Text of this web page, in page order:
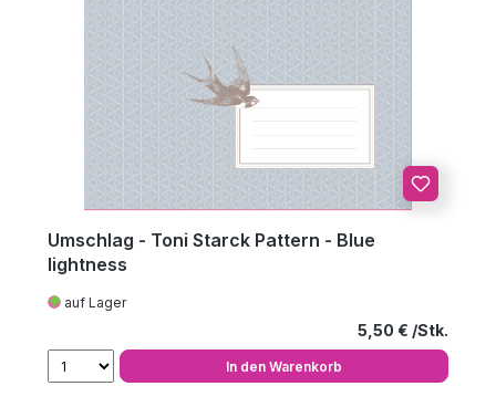
Umschlag - Toni Starck Pattern - Blue
lightness
auf Lager
Regulärer
5,50 €
In den Warenkorb